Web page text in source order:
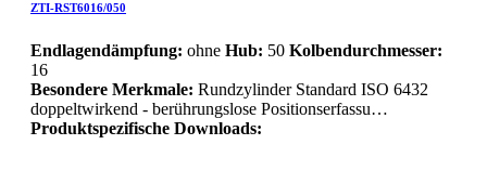
ZTI-RST6016/050
Endlagendämpfung: ohne Hub: 50 Kolbendurchmesser:
16
Besondere Merkmale: Rundzylinder Standard ISO 6432
doppeltwirkend - berührungslose Positionserfassu…
Produktspezifische Downloads: